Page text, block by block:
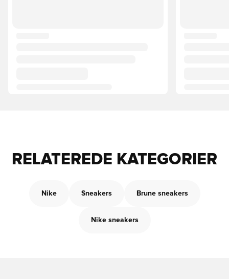
RELATEREDE KATEGORIER
Nike Sneakers Brune sneakers
Nike sneakers